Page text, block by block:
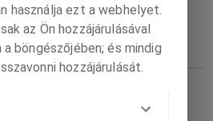
06. 05.
97. Ünnepi
használja ezt a webhelyet.
az Ön hozzájárulásával
böngészőjében; és mindig
hozzájárulását.